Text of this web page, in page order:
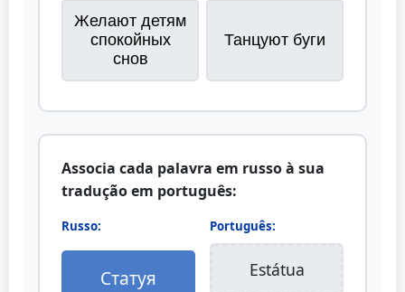
Желают детям
спокойных
снов
Танцуют буги
Associa cada palavra em russo à sua
tradução em português:
Russo:
Статуя
Português:
Estátua